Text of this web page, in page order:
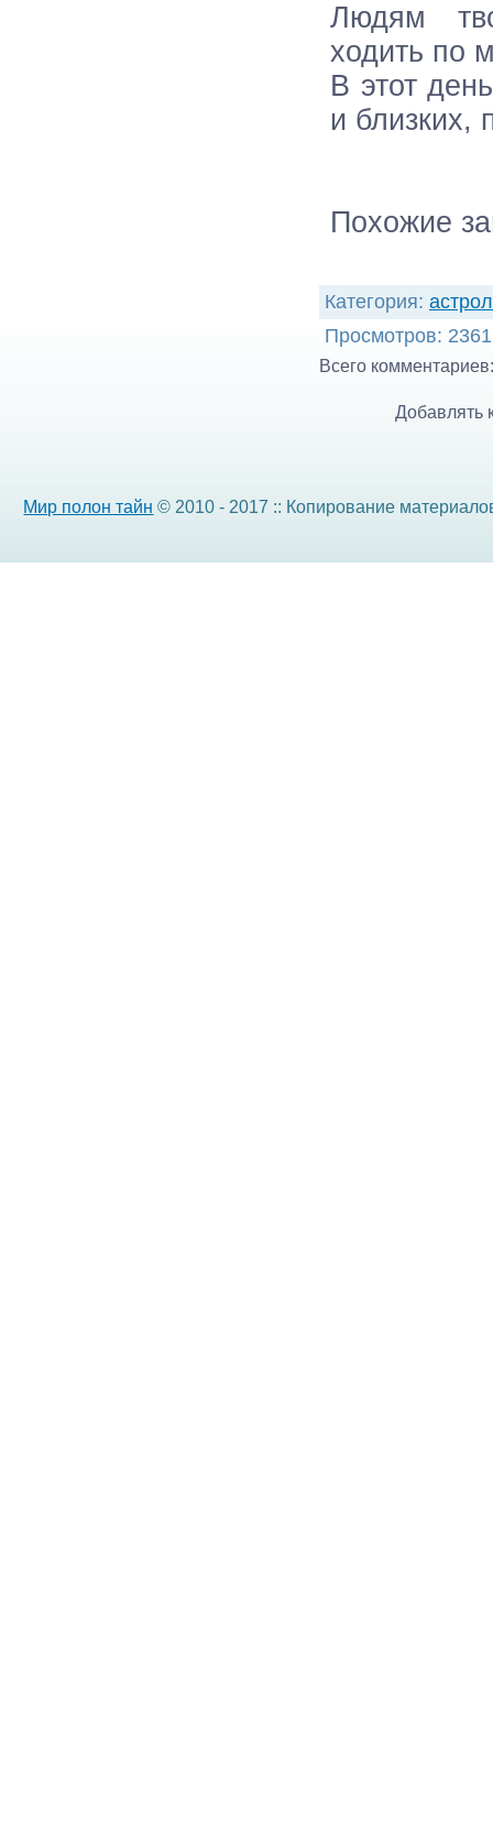
Людям
ходить по
В этот
и близких,
Похожие
Категория:
Просмотров:
Всего комментариев
Добавлять
Мир полон тайн © 2010 - 2017 :: Копирование